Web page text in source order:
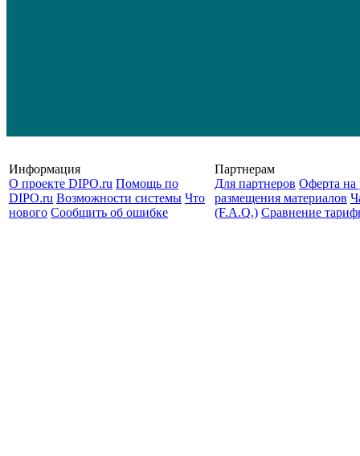
Информация
О проекте DIPO.ru Помощь по
DIPO.ru Возможности системы Что
нового Сообщить об ошибке
Партнерам
Для партнеров Оферта на
размещения материалов
(F.A.Q.) Cравнение